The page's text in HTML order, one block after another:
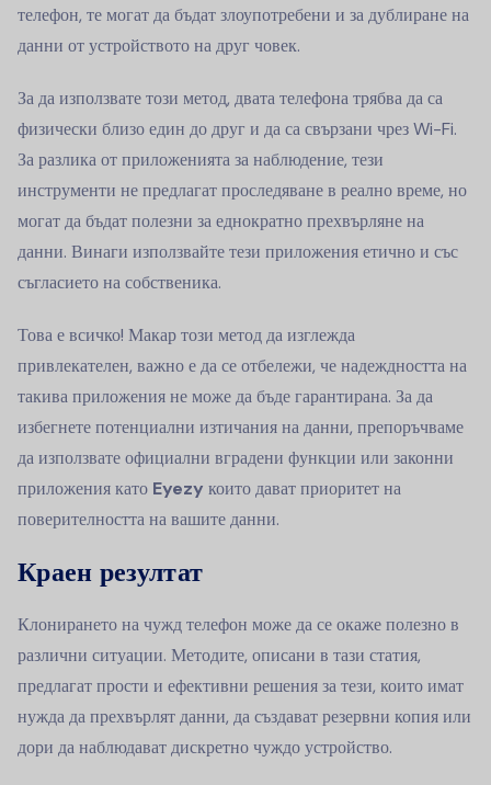
телефон, те могат да бъдат злоупотребени и за дублиране на
данни от устройството на друг човек.
За да използвате този метод, двата телефона трябва да са
физически близо един до друг и да са свързани чрез Wi-Fi.
За разлика от приложенията за наблюдение, тези
инструменти не предлагат проследяване в реално време, но
могат да бъдат полезни за еднократно прехвърляне на
данни. Винаги използвайте тези приложения етично и със
съгласието на собственика.
Това е всичко! Макар този метод да изглежда
привлекателен, важно е да се отбележи, че надеждността на
такива приложения не може да бъде гарантирана. За да
избегнете потенциални изтичания на данни, препоръчваме
да използвате официални вградени функции или законни
приложения като Eyezy които дават приоритет на
поверителността на вашите данни.
Краен резултат
Клонирането на чужд телефон може да се окаже полезно в
различни ситуации. Методите, описани в тази статия,
предлагат прости и ефективни решения за тези, които имат
нужда да прехвърлят данни, да създават резервни копия или
дори да наблюдават дискретно чуждо устройство.